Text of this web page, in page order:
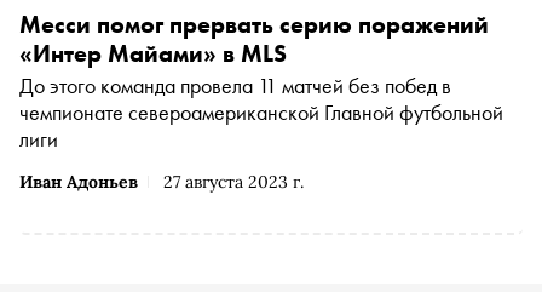
Иван Адоньев 27 августа 2023 г.
Месси помог прервать серию поражений
«Интер Майами» в MLS
До этого команда провела 11 матчей без побед в
чемпионате североамериканской Главной футбольной
лиги